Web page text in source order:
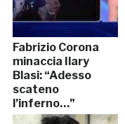
Fabrizio Corona
minaccia Ilary
Blasi: “Adesso
scateno
l’inferno…”